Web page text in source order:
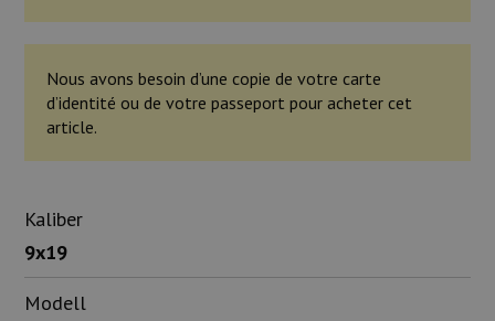
Nous avons besoin d’une copie de votre carte
d’identité ou de votre passeport pour acheter cet
article.
Kaliber
9x19
Modell